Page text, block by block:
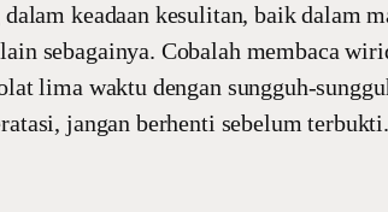
keadaan kesulitan, baik dalam
sebagainya. Cobalah membaca
lima waktu dengan sungguh-
jangan berhenti sebelum terbukti.